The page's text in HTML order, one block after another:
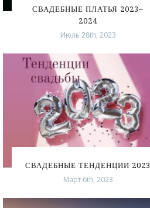
СВАДЕБНЫЕ ПЛАТЬЯ 2023–
2024
Июль 28th, 2023
СВАДЕБНЫЕ ТЕНДЕНЦИИ 2023
Март 6th, 2023